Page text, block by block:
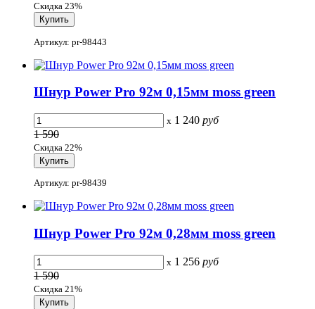
Скидка 23%
Артикул: pr-98443
Шнур Power Pro 92м 0,15мм moss green
x 1 240 руб
1 590
Скидка 22%
Артикул: pr-98439
Шнур Power Pro 92м 0,28мм moss green
x 1 256 руб
1 590
Скидка 21%